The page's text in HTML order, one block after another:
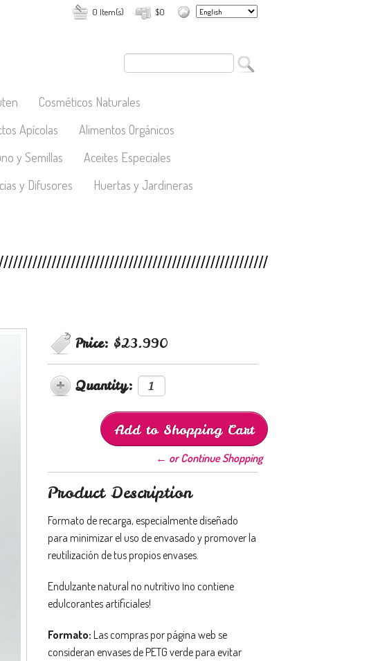
$0
0 Item(s)
Cosméticos Naturales
Apícolas
Alimentos Orgánicos
y Semillas
Aceites Especiales
y Difusores
Huertas y Jardineras
Price: $23.990
Quantity:
← or Continue Shopping
Product Description
Formato de recarga, especialmente diseñado
para minimizar el uso de envasado y promover la
reutilización de tus propios envases.
Endulzante natural no nutritivo ¡no contiene
edulcorantes artificiales!
Formato: Las compras por página web se
consideran envases de PETG verde para evitar